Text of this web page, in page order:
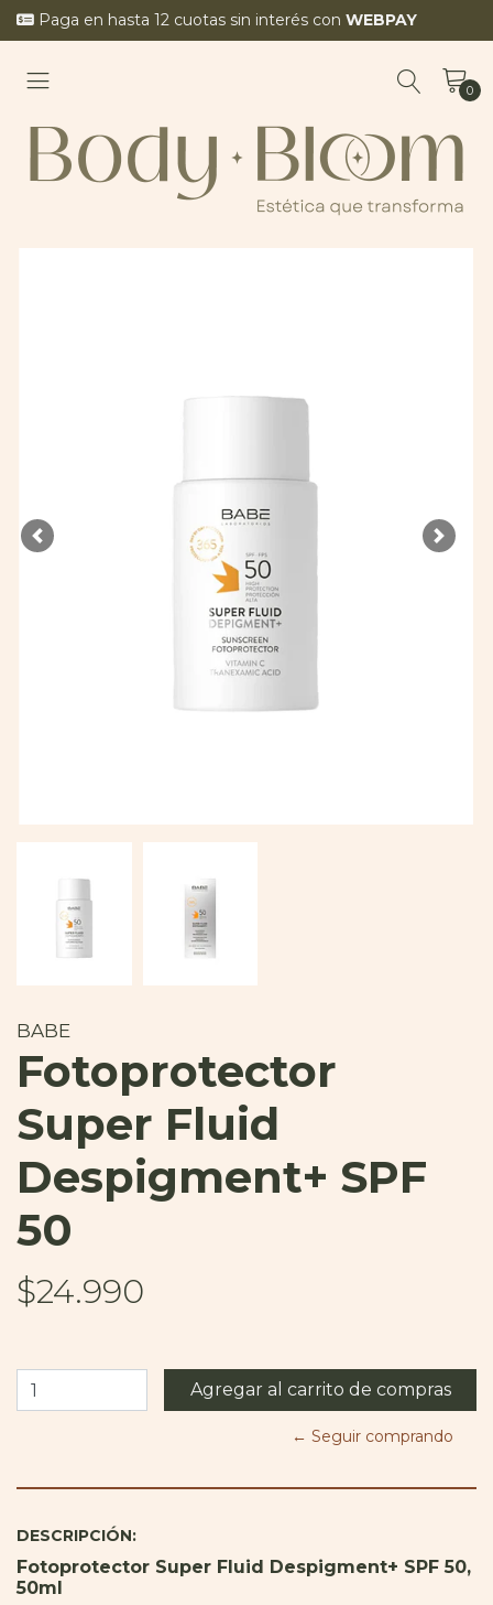
Paga en hasta 12 cuotas sin interés con WEBPAY
0
Previous Next
BABE
Fotoprotector
Super Fluid
Despigment+ SPF
50
$24.990
← Seguir comprando
DESCRIPCIÓN:
Fotoprotector Super Fluid Despigment+ SPF 50,
50ml